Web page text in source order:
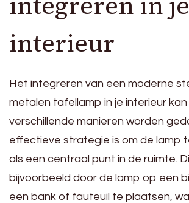
interieur
Het integreren van een moderne
metalen tafellamp in je interieur kan
verschillende manieren worden
effectieve strategie is om de lamp
als een centraal punt in de ruimte.
bijvoorbeeld door de lamp op een
een bank of fauteuil te plaatsen,